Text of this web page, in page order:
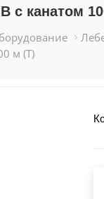
ограждения
с канатом
м (T)